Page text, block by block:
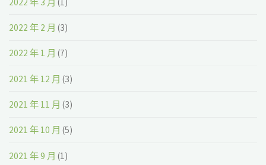
2022 年 2 月 (3)
2022 年 1 月 (7)
2021 年 12 月 (3)
2021 年 11 月 (3)
2021 年 10 月 (5)
2021 年 9 月 (1)